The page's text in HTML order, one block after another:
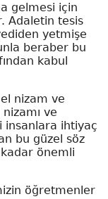
gelmesi için
Adaletin tesis
yetmişe
beraber bu
kabul
nizam ve
ve
insanlara ihtiyaç
bu güzel söz
önemli
öğretmenler